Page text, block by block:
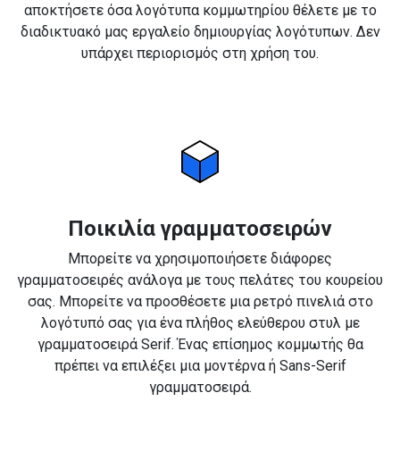
αποκτήσετε όσα λογότυπα κομμωτηρίου θέλετε με το
διαδικτυακό μας εργαλείο δημιουργίας λογότυπων. Δεν
υπάρχει περιορισμός στη χρήση του.
Ποικιλία γραμματοσειρών
Μπορείτε να χρησιμοποιήσετε διάφορες
γραμματοσειρές ανάλογα με τους πελάτες του κουρείου
σας. Μπορείτε να προσθέσετε μια ρετρό πινελιά στο
λογότυπό σας για ένα πλήθος ελεύθερου στυλ με
γραμματοσειρά Serif. Ένας επίσημος κομμωτής θα
πρέπει να επιλέξει μια μοντέρνα ή Sans-Serif
γραμματοσειρά.